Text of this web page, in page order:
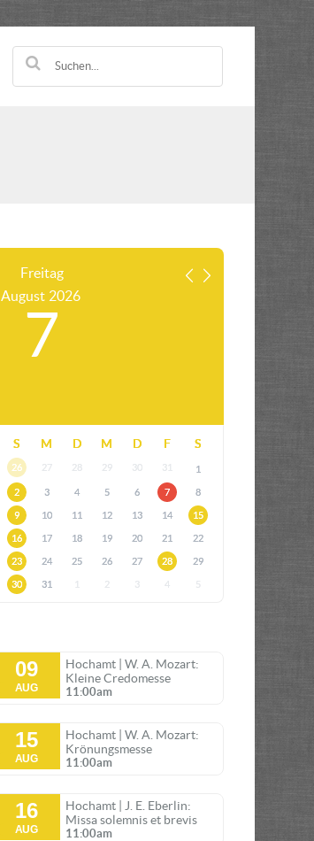
Freitag
August 2026
7
S M D M D F S
26 27 28 29 30 31 1
2 3 4 5 6 7 8
9 10 11 12 13 14 15
16 17 18 19 20 21 22
23 24 25 26 27 28 29
30 31 1 2 3 4 5
09
AUG
Hochamt | W. A. Mozart:
Kleine Credomesse
11:00am
15
AUG
Hochamt | W. A. Mozart:
Krönungsmesse
11:00am
16
AUG
Hochamt | J. E. Eberlin:
Missa solemnis et brevis
11:00am